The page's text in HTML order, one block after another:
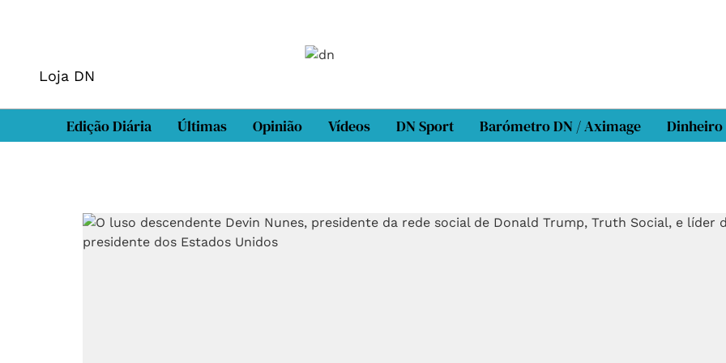
Loja DN
Edição Diária Últimas Opinião Vídeos DN Sport Barómetro DN / Aximage Dinheiro